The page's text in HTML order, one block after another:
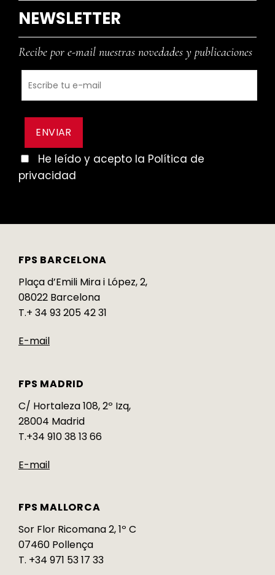
NEWSLETTER
Recibe por e-mail nuestras novedades y publicaciones
He leído y acepto la Política de
privacidad
FPS BARCELONA
Plaça d’Emili Mira i López, 2,
08022 Barcelona
T.+ 34 93 205 42 31
E-mail
FPS MADRID
C/ Hortaleza 108, 2º Izq,
28004 Madrid
T.+34 910 38 13 66
E-mail
FPS MALLORCA
Sor Flor Ricomana 2, 1º C
07460 Pollença
T. +34 971 53 17 33